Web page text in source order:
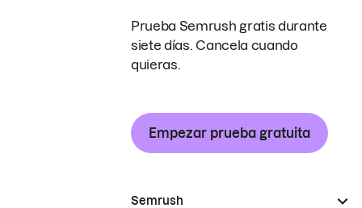
Prueba Semrush gratis durante
siete días. Cancela cuando
quieras.
Empezar prueba gratuita
Semrush